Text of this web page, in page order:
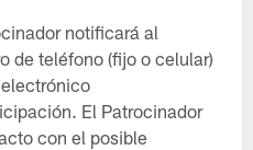
notificará al
de teléfono (fijo o celular)
El Patrocinador
con el posible